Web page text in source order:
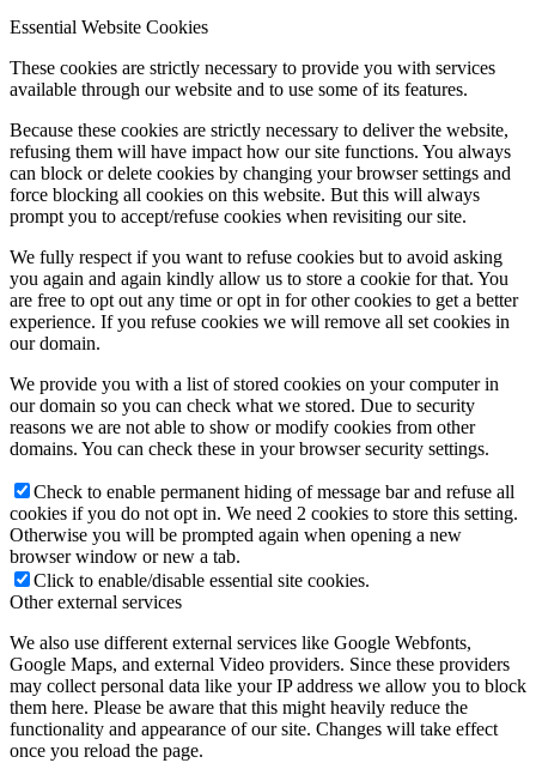
Essential Website Cookies
These cookies are strictly necessary to provide you with services
available through our website and to use some of its features.
Because these cookies are strictly necessary to deliver the website,
refusing them will have impact how our site functions. You always
can block or delete cookies by changing your browser settings and
force blocking all cookies on this website. But this will always
prompt you to accept/refuse cookies when revisiting our site.
We fully respect if you want to refuse cookies but to avoid asking
you again and again kindly allow us to store a cookie for that. You
are free to opt out any time or opt in for other cookies to get a better
experience. If you refuse cookies we will remove all set cookies in
our domain.
We provide you with a list of stored cookies on your computer in
our domain so you can check what we stored. Due to security
reasons we are not able to show or modify cookies from other
domains. You can check these in your browser security settings.
Check to enable permanent hiding of message bar and refuse all
cookies if you do not opt in. We need 2 cookies to store this setting.
Otherwise you will be prompted again when opening a new
browser window or new a tab.
Click to enable/disable essential site cookies.
Other external services
We also use different external services like Google Webfonts,
Google Maps, and external Video providers. Since these providers
may collect personal data like your IP address we allow you to block
them here. Please be aware that this might heavily reduce the
functionality and appearance of our site. Changes will take effect
once you reload the page.